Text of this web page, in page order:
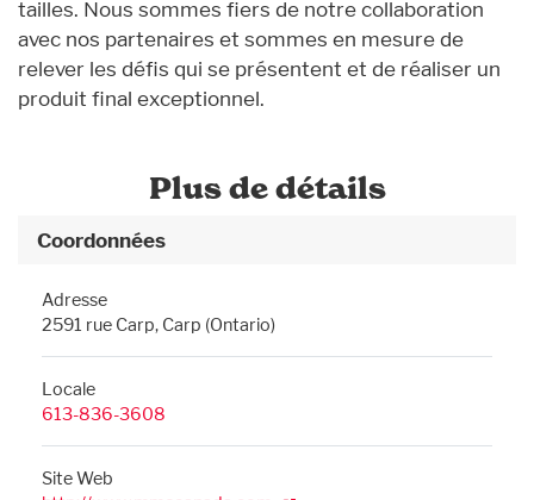
tailles. Nous sommes fiers de notre collaboration
avec nos partenaires et sommes en mesure de
relever les défis qui se présentent et de réaliser un
produit final exceptionnel.
Plus de détails
Coordonnées
Adresse
2591 rue Carp, Carp (Ontario)
Locale
613-836-3608
Site Web